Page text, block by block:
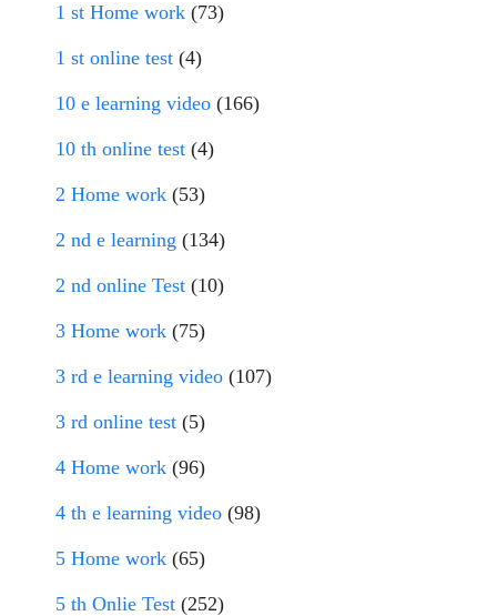
1 st Home work (73)
1 st online test (4)
10 e learning video (166)
10 th online test (4)
2 Home work (53)
2 nd e learning (134)
2 nd online Test (10)
3 Home work (75)
3 rd e learning video (107)
3 rd online test (5)
4 Home work (96)
4 th e learning video (98)
5 Home work (65)
5 th Onlie Test (252)